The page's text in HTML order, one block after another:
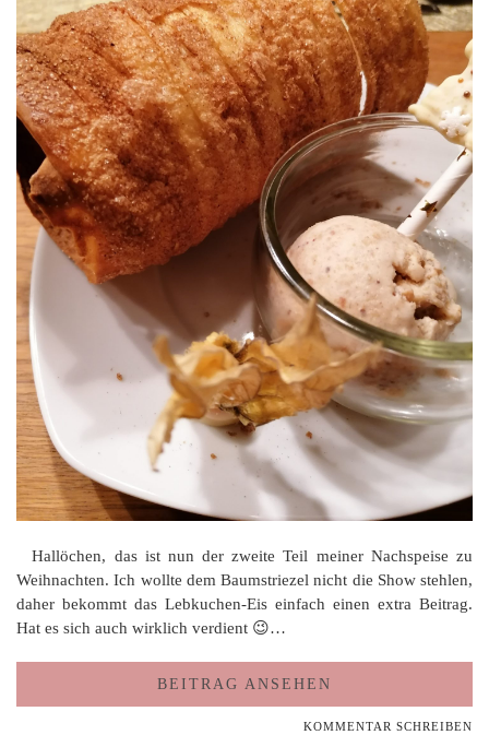
Hallöchen, das ist nun der zweite Teil meiner Nachspeise zu
Weihnachten. Ich wollte dem Baumstriezel nicht die Show stehlen,
daher bekommt das Lebkuchen-Eis einfach einen extra Beitrag.
Hat es sich auch wirklich verdient 😉…
BEITRAG ANSEHEN
KOMMENTAR SCHREIBEN